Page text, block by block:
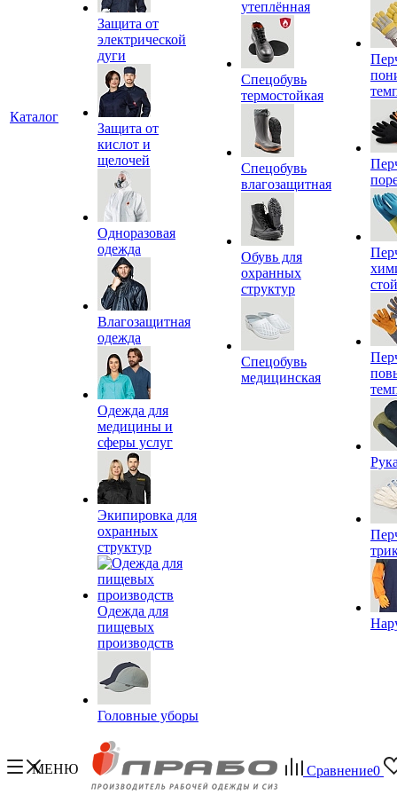
Каталог
Защита от
электрической
дуги
Защита от
кислот и
щелочей
Одноразовая
одежда
Влагозащитная
одежда
Одежда для
медицины и
сферы услуг
Экипировка для
охранных
структур
Одежда для
пищевых
производств
Головные уборы
утеплённая
Спецобувь
термостойкая
Спецобувь
влагозащитная
Обувь для
охранных
структур
Спецобувь
медицинская
МЕНЮ Сравнение0